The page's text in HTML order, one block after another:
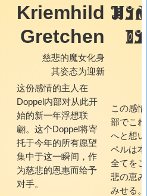
Kriemhild
Gretchen
慈悲的魔女化身
其姿态为迎新
这份感情的主人在
Doppel内部对从此开
始的新一年浮想联
翩。这个Doppel将寄
托于今年的所有愿望
集中于这一瞬间，作
为慈悲的恩惠而给予
对手。
この感
部でこ
へと想
ペルは
全てを
悲の恵
みせる。